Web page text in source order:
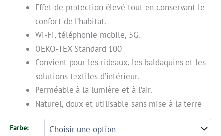
Effet de protection élevé tout en conservant le
confort de l’habitat.
Wi-Fi, téléphonie mobile, 5G.
OEKO-TEX Standard 100
Convient pour les rideaux, les baldaquins et les
solutions textiles d’intérieur.
Perméable à la lumière et à l’air.
Naturel, doux et utilisable sans mise à la terre
Farbe: